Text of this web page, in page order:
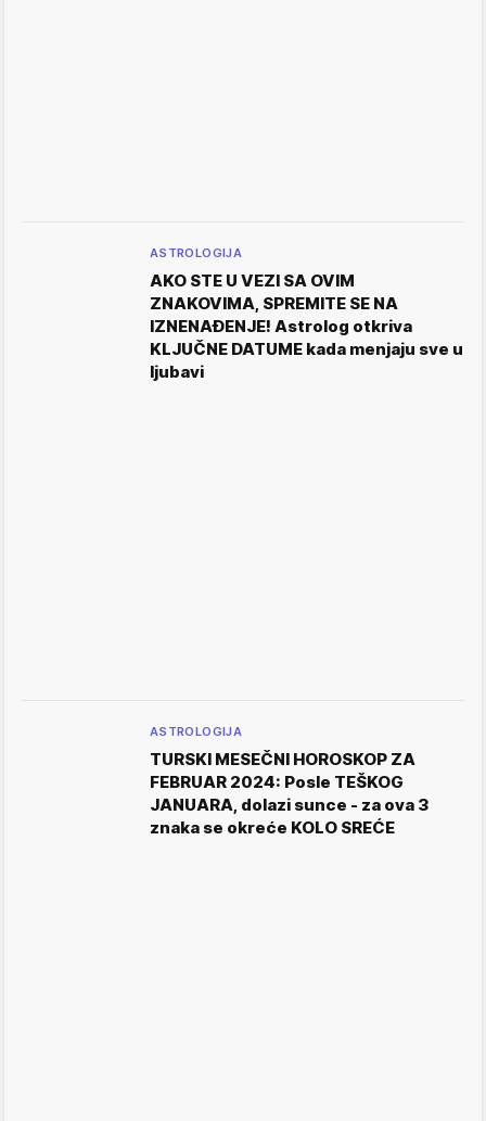
ASTROLOGIJA
AKO STE U VEZI SA OVIM
ZNAKOVIMA, SPREMITE SE NA
IZNENAĐENJE! Astrolog otkriva
KLJUČNE DATUME kada menjaju sve u
ljubavi
ASTROLOGIJA
TURSKI MESEČNI HOROSKOP ZA
FEBRUAR 2024: Posle TEŠKOG
JANUARA, dolazi sunce - za ova 3
znaka se okreće KOLO SREĆE